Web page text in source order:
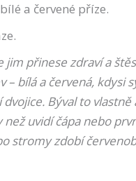
a červené příze.
jim přinese zdraví a
bílá a červená, kdysi
Býval to
uvidí čápa nebo
stromy zdobí